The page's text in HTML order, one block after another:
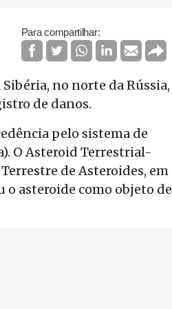
Para compartilhar:
no norte da Rússia,
de danos.
pelo sistema de
O Asteroid Terrestrial-
de Asteroides, em
asteroide como objeto de